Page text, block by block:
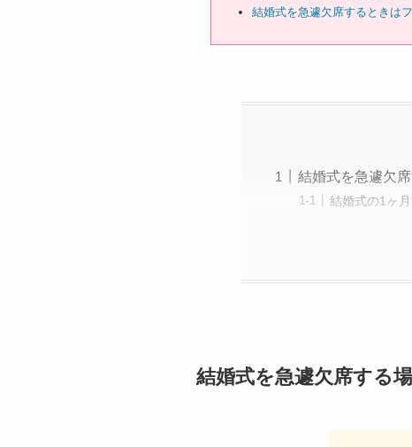
結婚式を急遽欠席するときは
結婚式を急遽欠
結婚式の1ヶ
結婚式を急遽欠席する